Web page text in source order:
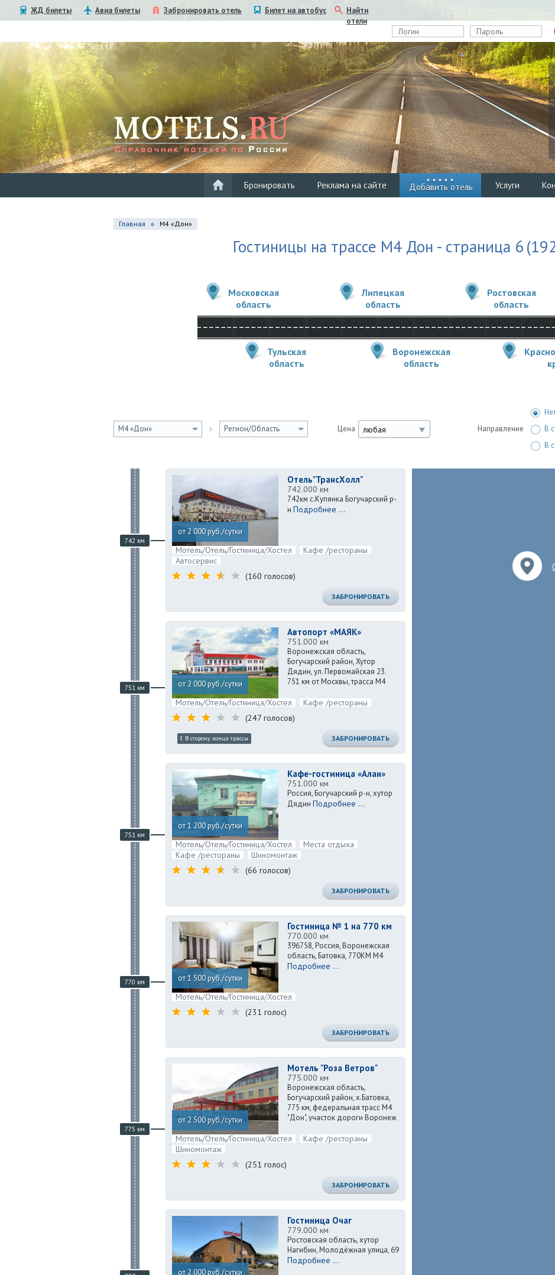
ЖД билеты Авиа билеты Забронировать отель Билет на автобус
Найти
отели
Бронировать Реклама на сайте Добавить отель Услуги
Главная М4 «Дон»
Гостиницы на трассе М4 Дон - страница 6
Московская
область
Тульская
область
Липецкая
область
Воронежская
область
Ростовская
область
М4 «Дон» Регион/Область Цена любая Направление
В
В
742 км
от 2 000 руб./сутки
Отель"ТрансХолл"
742.000 км
742км с.Купянка Богучарский р-
н Подробнее ...
Мотель/Отель/Гостиница/Хостел
Кафе /рестораны
Автосервис
(160 голосов)
ЗАБРОНИРОВАТЬ
751 км от 2 000 руб./сутки
Автопорт «МАЯК»
751.000 км
Воронежская область,
Богучарский район, Хутор
Дядин, ул. Первомайская 23.
751 км от Москвы, трасса М4
Мотель/Отель/Гостиница/Хостел
Кафе /рестораны
(247 голосов)
В сторону конца трассы ЗАБРОНИРОВАТЬ
751 км
от 1 200 руб./сутки
Кафе-гостиница «Алан»
751.000 км
Россия, Богучарский р-н, хутор
Дядин Подробнее ...
Мотель/Отель/Гостиница/Хостел
Места отдыха
Кафе /рестораны
Шиномонтаж
(66 голосов)
ЗАБРОНИРОВАТЬ
770 км от 1 500 руб./сутки
Гостиница № 1 на 770 км
770.000 км
396758, Россия, Воронежская
область, Батовка, 770KM М4
Подробнее ...
Мотель/Отель/Гостиница/Хостел
(231 голос)
ЗАБРОНИРОВАТЬ
775 км
от 2 500 руб./сутки
Мотель "Роза Ветров"
775.000 км
Воронежская область,
Богучарский район, х.Батовка,
775 км, федеральная трасс М4
"Дон", участок дороги Воронеж
...
Мотель/Отель/Гостиница/Хостел
Кафе /рестораны
Шиномонтаж
(251 голос)
ЗАБРОНИРОВАТЬ
от 2 000 руб./сутки
Гостиница Очаг
779.000 км
Ростовская область, хутор
Нагибин, Молодёжная улица, 69
Подробнее ...